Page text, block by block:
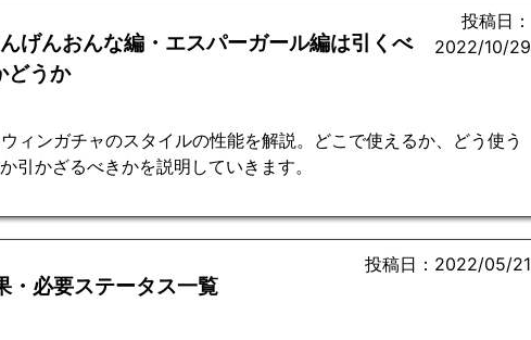
げんおんな編・エスパーガール編は引くべ
どうか
投稿日：
2022/10/29
ィンガチャのスタイルの性能を解説。どこで使えるか、どう使う
引かざるべきかを説明していきます。
・必要ステータス一覧
投稿日：2022/05/21